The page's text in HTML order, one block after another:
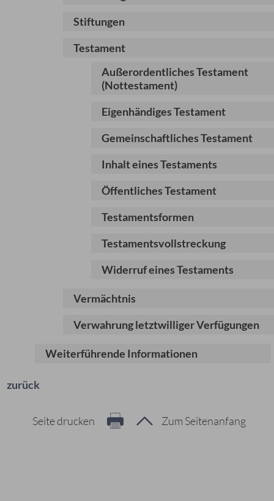
Stiftungen
Testament
Außerordentliches Testament
(Nottestament)
Eigenhändiges Testament
Gemeinschaftliches Testament
Inhalt eines Testaments
Öffentliches Testament
Testamentsformen
Testamentsvollstreckung
Widerruf eines Testaments
Vermächtnis
Verwahrung letztwilliger Verfügungen
Weiterführende Informationen
zurück
Zum Seitenanfang
Seite drucken